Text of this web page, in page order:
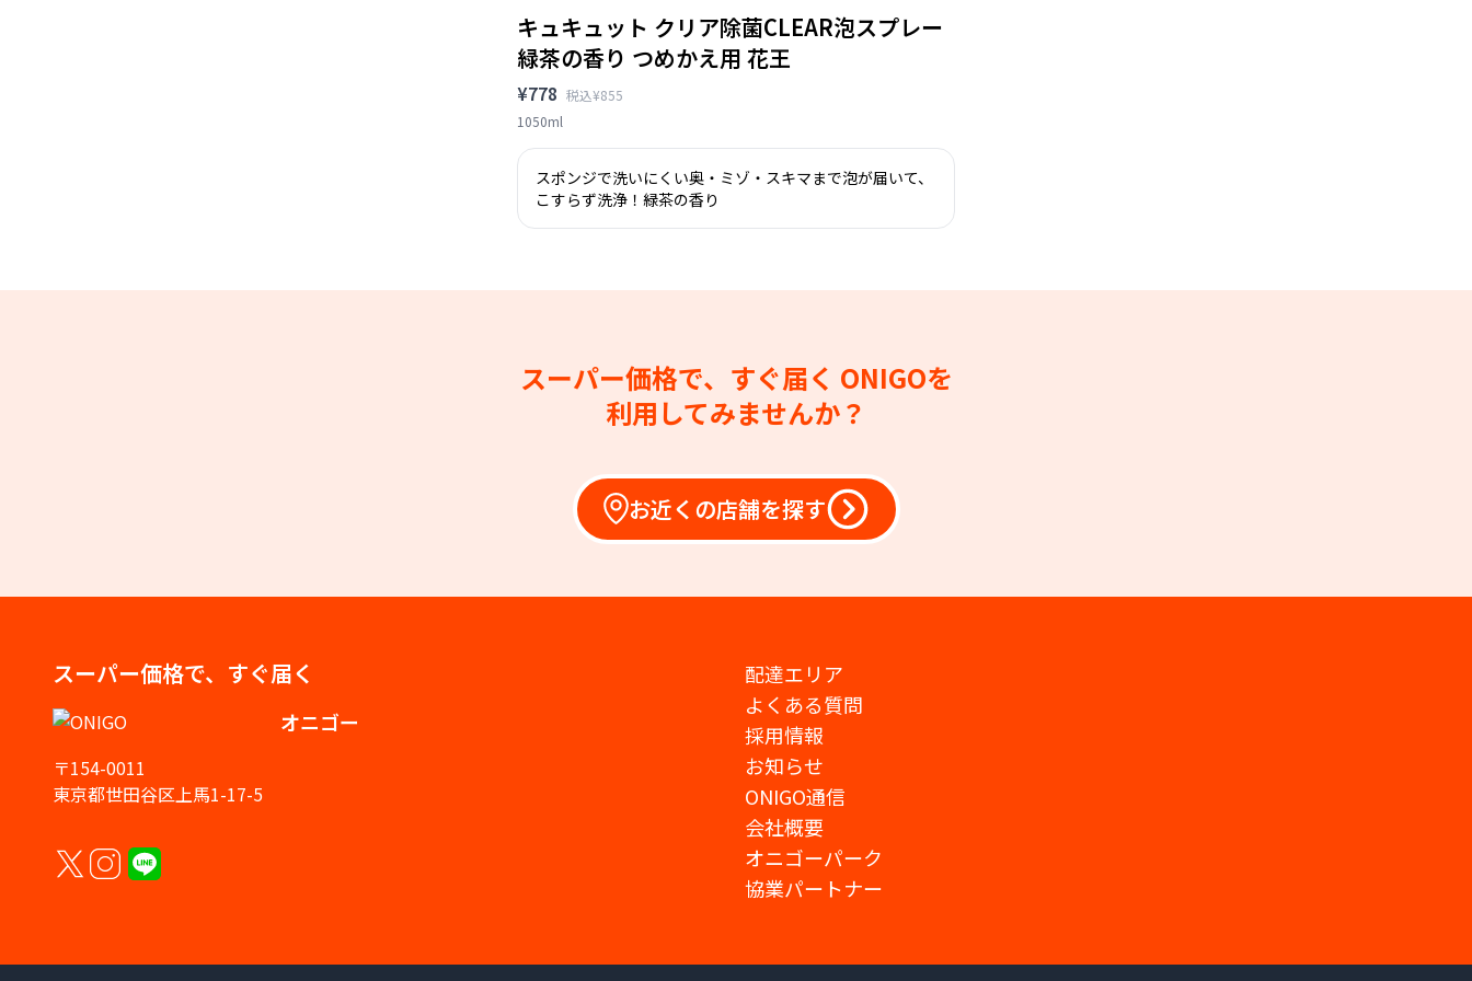
キュキュット クリア除菌CLEAR泡スプレー
緑茶の香り つめかえ用 花王
¥778 税込¥855
1050ml
スポンジで洗いにくい奥・ミゾ・スキマまで泡が届いて、
こすらず洗浄！緑茶の香り
スーパー価格で、すぐ届く ONIGOを
利用してみませんか？
お近くの店舗を探す
スーパー価格で、すぐ届く
オニゴー
〒154-0011
東京都世田谷区上馬1-17-5
配達エリア
よくある質問
採用情報
お知らせ
ONIGO通信
会社概要
オニゴーパーク
協業パートナー